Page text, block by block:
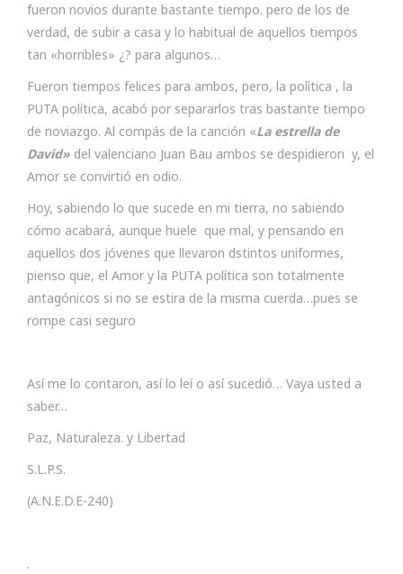
fueron novios durante bastante tiempo. pero de los de
verdad, de subir a casa y lo habitual de aquellos tiempos
tan «horribles» ¿? para algunos…
Fueron tiempos felices para ambos, pero, la polìtica , la
PUTA política, acabó por separarlos tras bastante tiempo
de noviazgo. Al compás de la canción «La estrella de
David» del valenciano Juan Bau ambos se despidieron y, el
Amor se convirtió en odio.
Hoy, sabiendo lo que sucede en mi tierra, no sabiendo
cómo acabará, aunque huele que mal, y pensando en
aquellos dos jóvenes que llevaron dstintos uniformes,
pienso que, el Amor y la PUTA política son totalmente
antagónicos si no se estira de la misma cuerda…pues se
rompe casi seguro
Así me lo contaron, así lo leí o así sucedió… Vaya usted a
saber…
Paz, Naturaleza. y Libertad
S.L.P.S.
(A.N.E.D.E-240)
.